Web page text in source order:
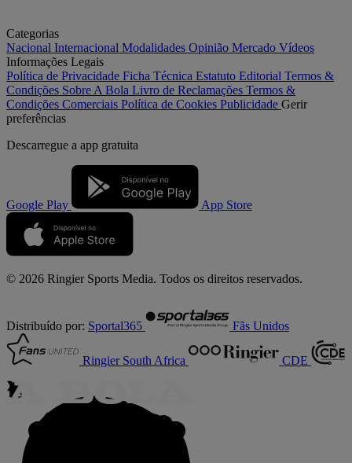
Categorias
Nacional Internacional Modalidades Opinião Mercado Vídeos
Informações Legais
Política de Privacidade Ficha Técnica Estatuto Editorial Termos &
Condições Sobre A Bola Livro de Reclamações Termos &
Condições Comerciais Política de Cookies Publicidade Gerir
preferências
Descarregue a app gratuita
Google Play App Store
© 2026 Ringier Sports Media. Todos os direitos reservados.
Distribuído por: Sportal365 Fãs Unidos
Ringier South Africa CDE